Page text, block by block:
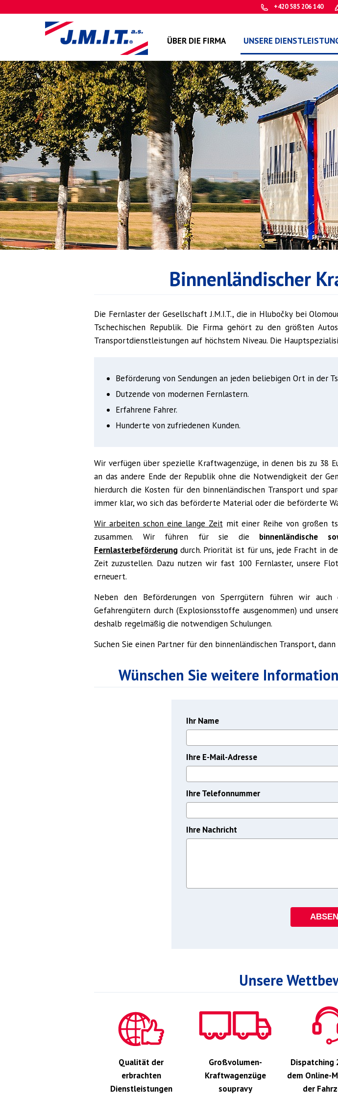
+420 585 206 140
ÜBER DIE FIRMA UNSERE
Binnenländischer
Die Fernlaster der Gesellschaft J.M.I.T., die in Hlubočky bei
Tschechischen Republik. Die Firma gehört zu den größten
Transportdienstleistungen auf höchstem Niveau. Die
Beförderung von Sendungen an jeden beliebigen Ort in der
Dutzende von modernen Fernlastern.
Erfahrene Fahrer.
Hunderte von zufriedenen Kunden.
Wir verfügen über spezielle Kraftwagenzüge, in denen bis zu 38
an das andere Ende der Republik ohne die Notwendigkeit der
hierdurch die Kosten für den binnenländischen Transport und
immer klar, wo sich das beförderte Material oder die beförderte
Wir arbeiten schon eine lange Zeitmit einer Reihe von großen
zusammen. Wir führen für sie die binnenländische
Fernlasterbeförderung durch. Priorität ist für uns, jede Fracht in
Zeit zuzustellen. Dazu nutzen wir fast 100 Fernlaster, unsere
erneuert.
Neben den Beförderungen von Sperrgütern führen wir auch
Gefahrengütern durch (Explosionsstoffe ausgenommen) und
deshalb regelmäßig die notwendigen Schulungen.
Suchen Sie einen Partner für den binnenländischen Transport,
Wünschen Sie weitere
Ihr Name
Ihre E-Mail-Adresse
Ihre Telefonnummer
Ihre Nachricht
Unsere
Qualität der
erbrachten
Dienstleistungen
Großvolumen-
Kraftwagenzüge
soupravy
Dispatching
dem Online-
der